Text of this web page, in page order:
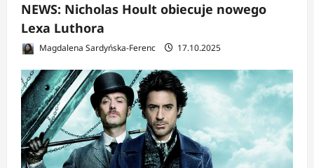
NEWS: Nicholas Hoult obiecuje nowego
Lexa Luthora
Magdalena Sardyńska-Ferenc 17.10.2025